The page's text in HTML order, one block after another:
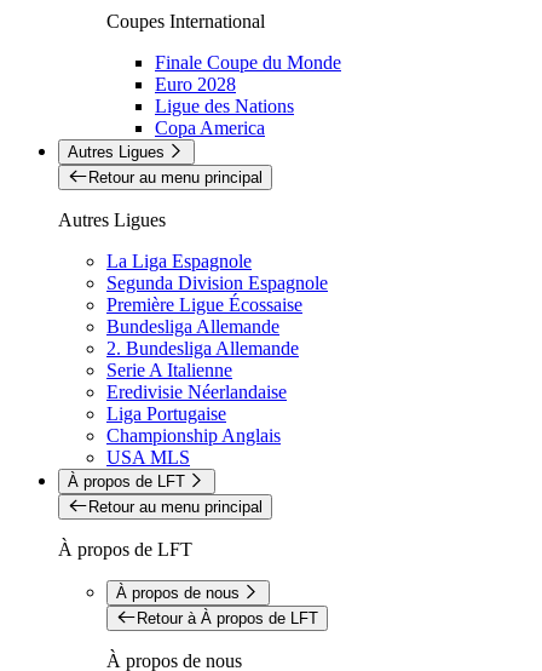
Coupes International
Finale Coupe du Monde
Euro 2028
Ligue des Nations
Copa America
Autres Ligues
Retour au menu principal
Autres Ligues
La Liga Espagnole
Segunda Division Espagnole
Première Ligue Écossaise
Bundesliga Allemande
2. Bundesliga Allemande
Serie A Italienne
Eredivisie Néerlandaise
Liga Portugaise
Championship Anglais
USA MLS
À propos de LFT
Retour au menu principal
À propos de LFT
À propos de nous
Retour à À propos de LFT
À propos de nous